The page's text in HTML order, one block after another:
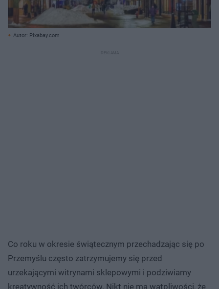
Autor: Pixabay.com
Co roku w okresie świątecznym przechadzając się po
Przemyślu często zatrzymujemy się przed
urzekającymi witrynami sklepowymi i podziwiamy
kreatywność ich twórców. Nikt nie ma wątpliwości, że